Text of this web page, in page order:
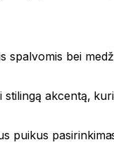
spalvomis bei
akcentą,
puikus